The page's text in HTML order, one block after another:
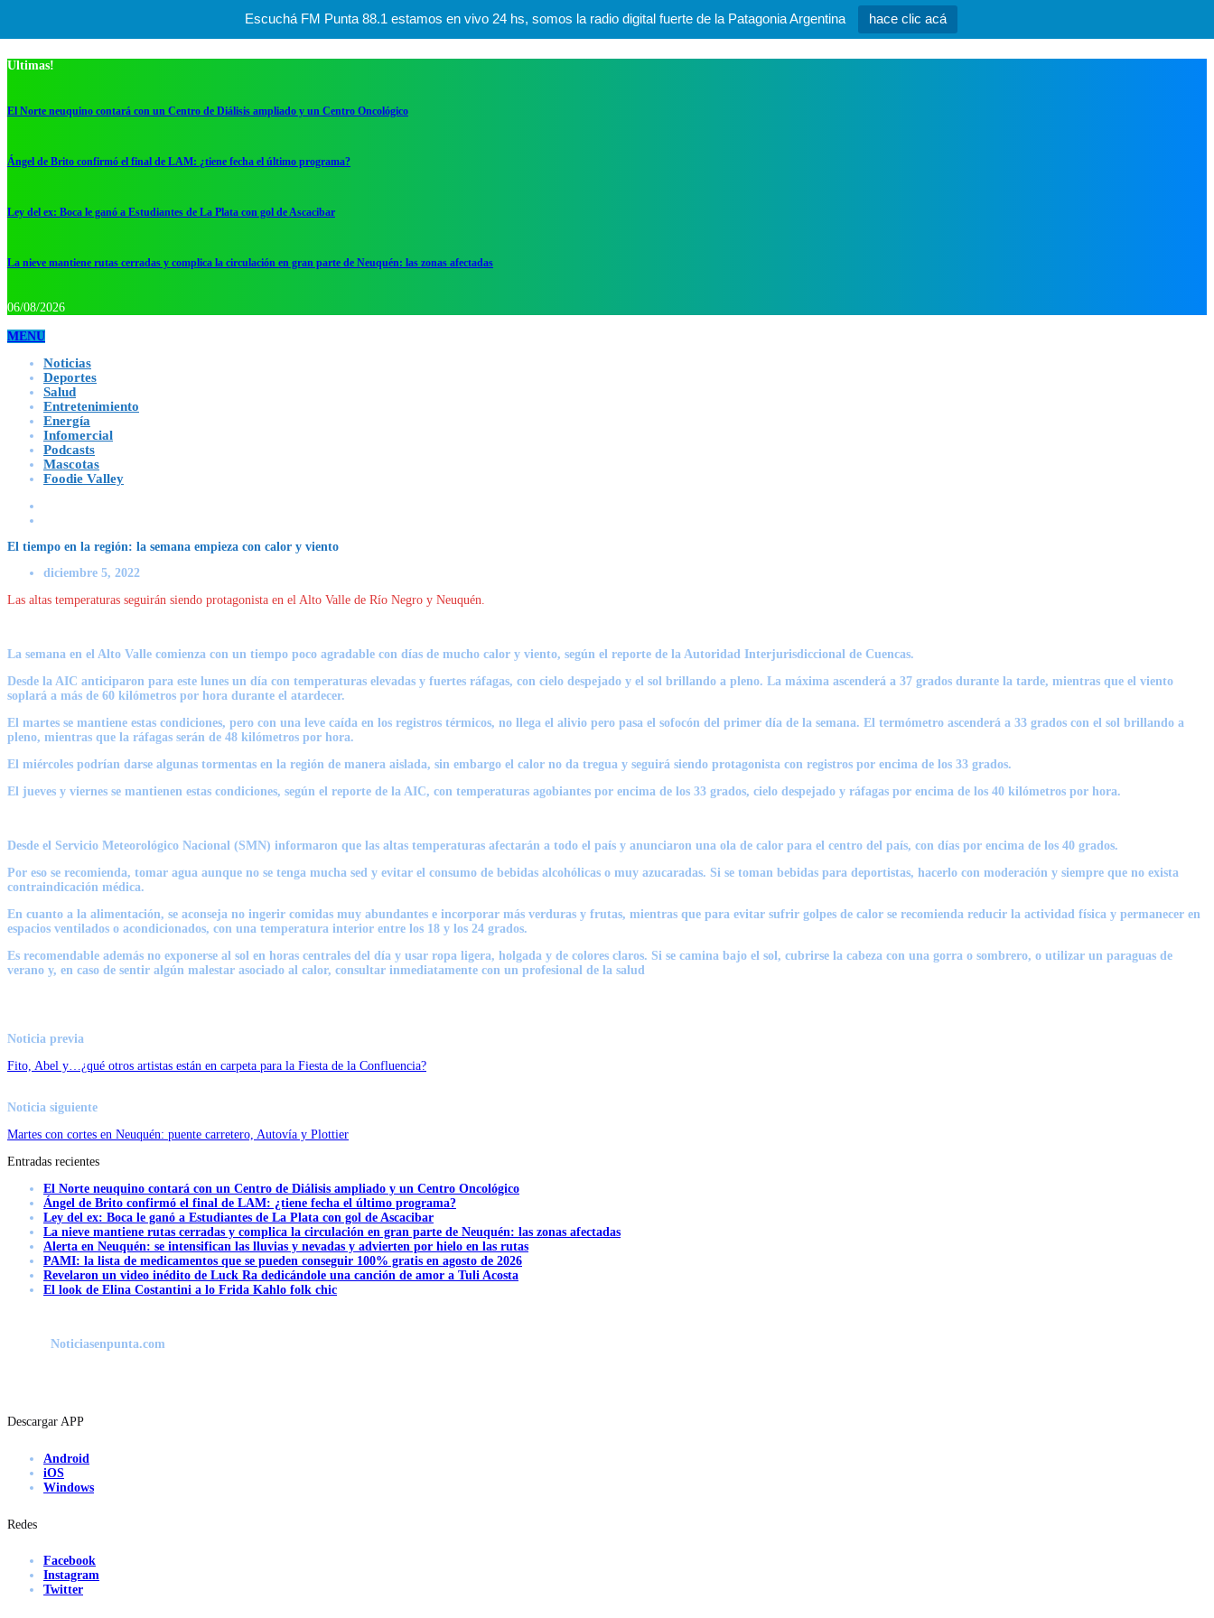
Escuchá FM Punta 88.1 estamos en vivo 24 hs, somos la radio digital fuerte de la Patagonia Argentina hace clic acá
Ultimas!
El Norte neuquino contará con un Centro de Diálisis ampliado y un Centro Oncológico
Ángel de Brito confirmó el final de LAM: ¿tiene fecha el último programa?
Ley del ex: Boca le ganó a Estudiantes de La Plata con gol de Ascacibar
La nieve mantiene rutas cerradas y complica la circulación en gran parte de Neuquén: las zonas afectadas
06/08/2026
MENU
Noticias
Deportes
Salud
Entretenimiento
Energía
Infomercial
Podcasts
Mascotas
Foodie Valley
El tiempo en la región: la semana empieza con calor y viento
diciembre 5, 2022
Las altas temperaturas seguirán siendo protagonista en el Alto Valle de Río Negro y Neuquén.
La semana en el Alto Valle comienza con un tiempo poco agradable con días de mucho calor y viento, según el reporte de la Autoridad Interjurisdiccional de Cuencas.
Desde la AIC anticiparon para este lunes un día con temperaturas elevadas y fuertes ráfagas, con cielo despejado y el sol brillando a pleno. La máxima ascenderá a 37 grados durante la tarde, mientras que el viento
soplará a más de 60 kilómetros por hora durante el atardecer.
El martes se mantiene estas condiciones, pero con una leve caída en los registros térmicos, no llega el alivio pero pasa el sofocón del primer día de la semana. El termómetro ascenderá a 33 grados con el sol brillando a
pleno, mientras que la ráfagas serán de 48 kilómetros por hora.
El miércoles podrían darse algunas tormentas en la región de manera aislada, sin embargo el calor no da tregua y seguirá siendo protagonista con registros por encima de los 33 grados.
El jueves y viernes se mantienen estas condiciones, según el reporte de la AIC, con temperaturas agobiantes por encima de los 33 grados, cielo despejado y ráfagas por encima de los 40 kilómetros por hora.
Desde el Servicio Meteorológico Nacional (SMN) informaron que las altas temperaturas afectarán a todo el país y anunciaron una ola de calor para el centro del país, con días por encima de los 40 grados.
Por eso se recomienda, tomar agua aunque no se tenga mucha sed y evitar el consumo de bebidas alcohólicas o muy azucaradas. Si se toman bebidas para deportistas, hacerlo con moderación y siempre que no exista
contraindicación médica.
En cuanto a la alimentación, se aconseja no ingerir comidas muy abundantes e incorporar más verduras y frutas, mientras que para evitar sufrir golpes de calor se recomienda reducir la actividad física y permanecer en
espacios ventilados o acondicionados, con una temperatura interior entre los 18 y los 24 grados.
Es recomendable además no exponerse al sol en horas centrales del día y usar ropa ligera, holgada y de colores claros. Si se camina bajo el sol, cubrirse la cabeza con una gorra o sombrero, o utilizar un paraguas de
verano y, en caso de sentir algún malestar asociado al calor, consultar inmediatamente con un profesional de la salud
Noticia previa
Fito, Abel y…¿qué otros artistas están en carpeta para la Fiesta de la Confluencia?
Noticia siguiente
Martes con cortes en Neuquén: puente carretero, Autovía y Plottier
Entradas recientes
El Norte neuquino contará con un Centro de Diálisis ampliado y un Centro Oncológico
Ángel de Brito confirmó el final de LAM: ¿tiene fecha el último programa?
Ley del ex: Boca le ganó a Estudiantes de La Plata con gol de Ascacibar
La nieve mantiene rutas cerradas y complica la circulación en gran parte de Neuquén: las zonas afectadas
Alerta en Neuquén: se intensifican las lluvias y nevadas y advierten por hielo en las rutas
PAMI: la lista de medicamentos que se pueden conseguir 100% gratis en agosto de 2026
Revelaron un video inédito de Luck Ra dedicándole una canción de amor a Tuli Acosta
El look de Elina Costantini a lo Frida Kahlo folk chic
Noticiasenpunta.com
Descargar APP
Android
iOS
Windows
Redes
Facebook
Instagram
Twitter